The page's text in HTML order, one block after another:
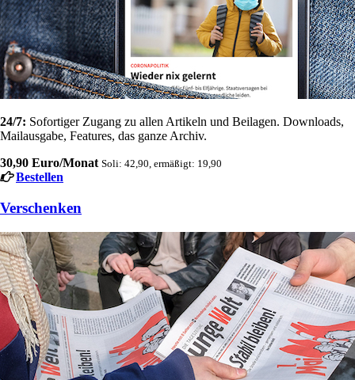
24/7: Sofortiger Zugang zu allen Artikeln und Beilagen. Downloads,
Mailausgabe, Features, das ganze Archiv.
30,90 Euro/Monat Soli: 42,90, ermäßigt: 19,90
Bestellen
Verschenken